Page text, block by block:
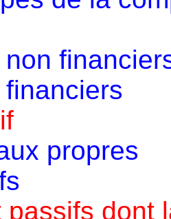
propres
passifs dont